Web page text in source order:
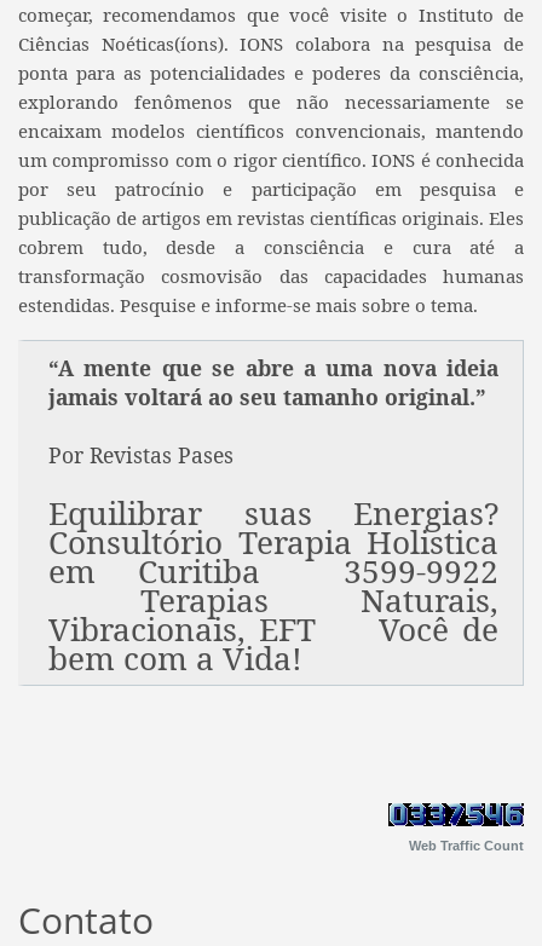
começar, recomendamos que você visite o Instituto de
Ciências Noéticas(íons). IONS colabora na pesquisa de
ponta para as potencialidades e poderes da consciência,
explorando fenômenos que não necessariamente se
encaixam modelos científicos convencionais, mantendo
um compromisso com o rigor científico. IONS é conhecida
por seu patrocínio e participação em pesquisa e
publicação de artigos em revistas científicas originais. Eles
cobrem tudo, desde a consciência e cura até a
transformação cosmovisão das capacidades humanas
estendidas. Pesquise e informe-se mais sobre o tema.
“A mente que se abre a uma nova ideia
jamais voltará ao seu tamanho original.”
Por Revistas Pases
Equilibrar suas Energias?
Consultório Terapia Holistica
em Curitiba 3599-9922
Terapias Naturais,
Vibracionais, EFT Você de
bem com a Vida!
Web Traffic Count
Contato